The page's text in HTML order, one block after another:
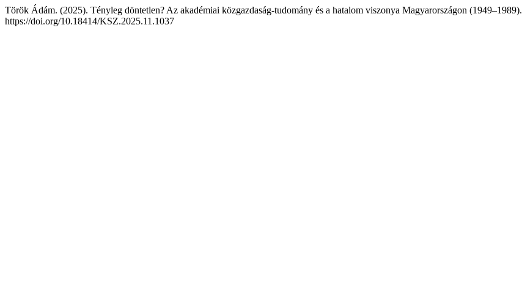
Török Ádám. (2025). Tényleg döntetlen? Az akadémiai közgazdaság-tudomány és a hatalom viszonya Magyarországon (1949–1989).
https://doi.org/10.18414/KSZ.2025.11.1037